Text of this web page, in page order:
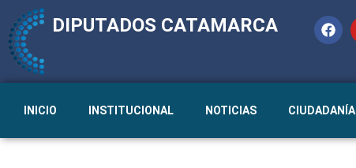
DIPUTADOS CATAMARCA
INICIO INSTITUCIONAL NOTICIAS CIUDADANÍA